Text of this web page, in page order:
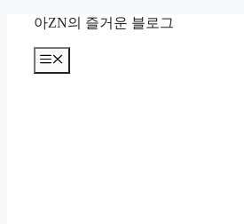
아ZN의 즐거운 블로그
메
뉴